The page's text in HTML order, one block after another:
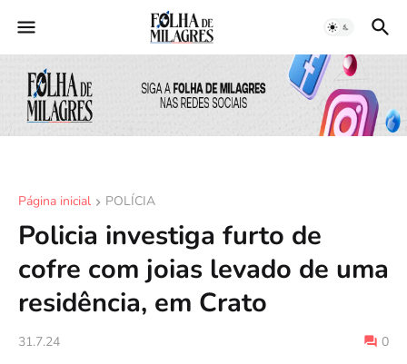
Página inicial POLÍCIA
Policia investiga furto de
cofre com joias levado de uma
residência, em Crato
31.7.24 0